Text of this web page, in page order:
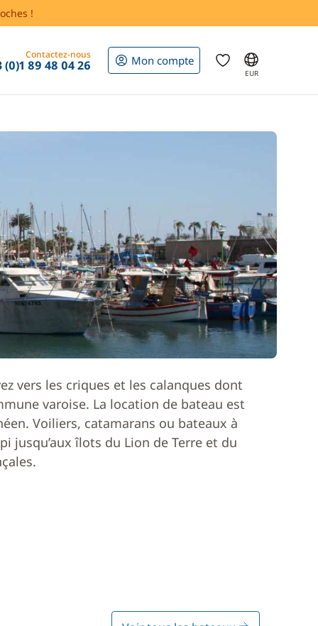
!
Contactez-nous
(0)1 89 48 04 26 Mon compte
EUR
vers les criques et les calanques dont
varoise. La location de bateau est
Voiliers, catamarans ou bateaux à
jusqu’aux îlots du Lion de Terre et du